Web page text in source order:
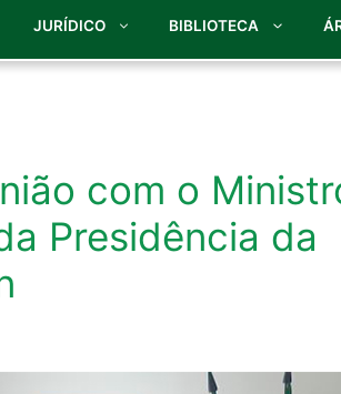
JURÍDICO BIBLIOTECA
com o
Presidência da